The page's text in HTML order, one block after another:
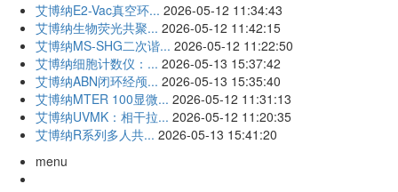
艾博纳E2-Vac真空环... 2026-05-12 11:34:43
艾博纳生物荧光共聚... 2026-05-12 11:42:15
艾博纳MS-SHG二次谐... 2026-05-12 11:22:50
艾博纳细胞计数仪：... 2026-05-13 15:37:42
艾博纳ABN闭环经颅... 2026-05-13 15:35:40
艾博纳MTER 100显微... 2026-05-12 11:31:13
艾博纳UVMK：相干拉... 2026-05-12 11:20:35
艾博纳R系列多人共... 2026-05-13 15:41:20
menu